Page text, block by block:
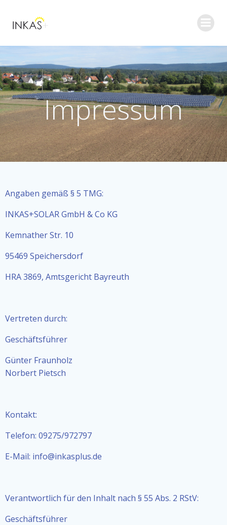
Impressum
Angaben gemäß § 5 TMG:
INKAS+SOLAR GmbH & Co KG
Kemnather Str. 10
95469 Speichersdorf
HRA 3869, Amtsgericht Bayreuth
Vertreten durch:
Geschäftsführer
Günter Fraunholz
Norbert Pietsch
Kontakt:
Telefon: 09275/972797
E-Mail: info@inkasplus.de
Verantwortlich für den Inhalt nach § 55 Abs. 2 RStV:
Geschäftsführer